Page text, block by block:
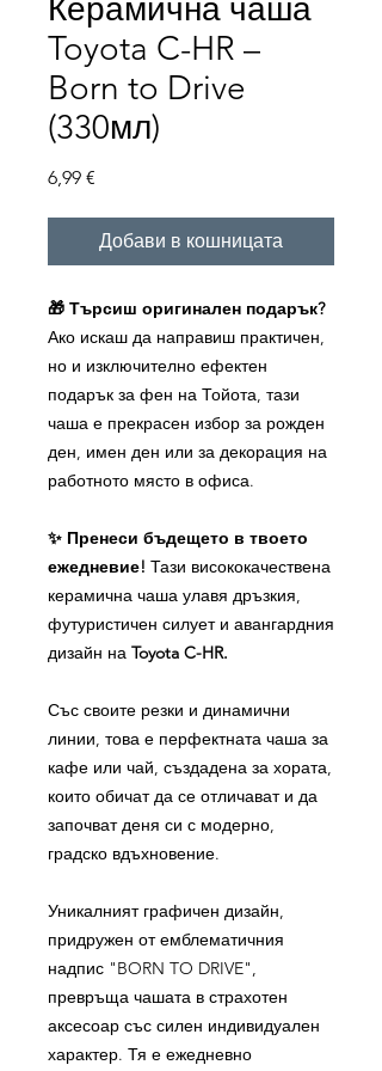
Керамична чаша
Toyota C-HR –
Born to Drive
(330мл)
6,99 €
Добави в кошницата
🎁 Търсиш оригинален подарък?
Ако искаш да направиш практичен,
но и изключително ефектен
подарък за фен на Тойота, тази
чаша е прекрасен избор за рожден
ден, имен ден или за декорация на
работното място в офиса.
✨ Пренеси бъдещето в твоето
ежедневие! Тази висококачествена
керамична чаша улавя дръзкия,
футуристичен силует и авангардния
дизайн на Toyota C-HR.
Със своите резки и динамични
линии, това е перфектната чаша за
кафе или чай, създадена за хората,
които обичат да се отличават и да
започват деня си с модерно,
градско вдъхновение.
Уникалният графичен дизайн,
придружен от емблематичния
надпис "BORN TO DRIVE",
превръща чашата в страхотен
аксесоар със силен индивидуален
характер. Тя е ежедневно